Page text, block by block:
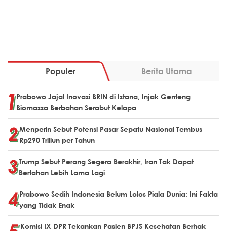
Populer Berita Utama
Prabowo Jajal Inovasi BRIN di Istana, Injak Genteng
Biomassa Berbahan Serabut Kelapa
Menperin Sebut Potensi Pasar Sepatu Nasional Tembus
Rp290 Triliun per Tahun
Trump Sebut Perang Segera Berakhir, Iran Tak Dapat
Bertahan Lebih Lama Lagi
Prabowo Sedih Indonesia Belum Lolos Piala Dunia: Ini Fakta
yang Tidak Enak
Komisi IX DPR Tekankan Pasien BPJS Kesehatan Berhak